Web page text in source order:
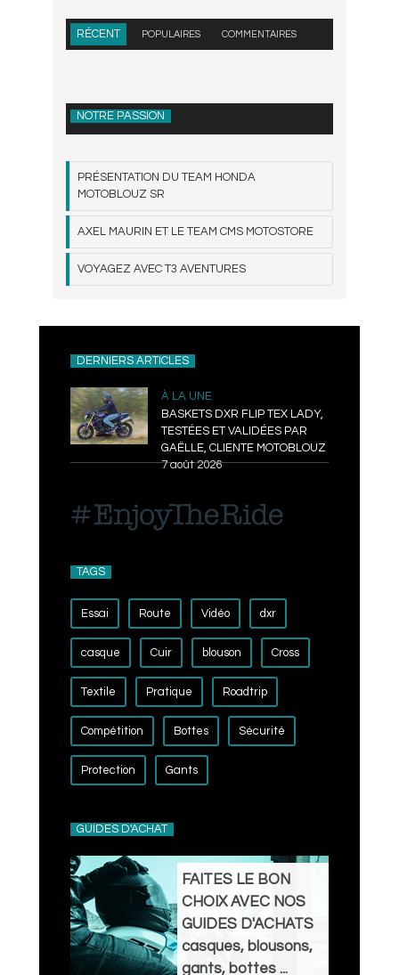
RÉCENT POPULAIRES COMMENTAIRES
NOTRE PASSION
PRÉSENTATION DU TEAM HONDA
MOTOBLOUZ SR
AXEL MAURIN ET LE TEAM CMS MOTOSTORE
VOYAGEZ AVEC T3 AVENTURES
DERNIERS ARTICLES
À LA UNE
BASKETS DXR FLIP TEX LADY,
TESTÉES ET VALIDÉES PAR
GAËLLE, CLIENTE MOTOBLOUZ
7 août 2026
TAGS
Essai Route Vidéo dxr
casque Cuir blouson Cross
Textile Pratique Roadtrip
Compétition Bottes Sécurité
Protection Gants
GUIDES D'ACHAT
FAITES LE BON
CHOIX AVEC NOS
GUIDES D'ACHATS
casques, blousons,
gants, bottes ...